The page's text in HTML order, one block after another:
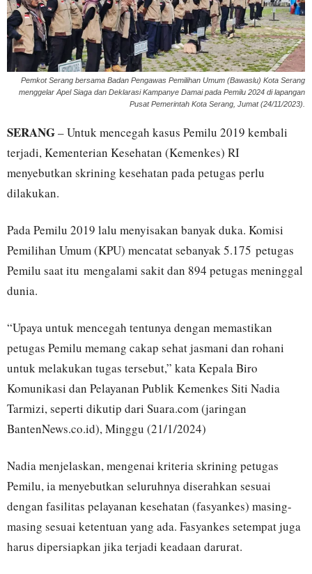
Pemkot Serang bersama Badan Pengawas Pemilihan Umum (Bawaslu) Kota Serang
menggelar Apel Siaga dan Deklarasi Kampanye Damai pada Pemilu 2024 di lapangan
Pusat Pemerintah Kota Serang, Jumat (24/11/2023).
SERANG– Untuk mencegah kasus Pemilu 2019 kembali
terjadi, Kementerian Kesehatan (Kemenkes) RI
menyebutkan skrining kesehatan pada petugas perlu
dilakukan.
Pada Pemilu 2019 lalu menyisakan banyak duka. Komisi
Pemilihan Umum (KPU) mencatat sebanyak 5.175 petugas
Pemilu saat itu mengalami sakit dan 894 petugas meninggal
dunia.
“Upaya untuk mencegah tentunya dengan memastikan
petugas Pemilu memang cakap sehat jasmani dan rohani
untuk melakukan tugas tersebut,” kata Kepala Biro
Komunikasi dan Pelayanan Publik Kemenkes Siti Nadia
Tarmizi, seperti dikutip dari Suara.com (jaringan
BantenNews.co.id), Minggu (21/1/2024)
Nadia menjelaskan, mengenai kriteria skrining petugas
Pemilu, ia menyebutkan seluruhnya diserahkan sesuai
dengan fasilitas pelayanan kesehatan (fasyankes) masing-
masing sesuai ketentuan yang ada. Fasyankes setempat juga
harus dipersiapkan jika terjadi keadaan darurat.